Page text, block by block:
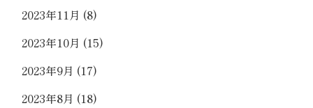
2023年11月 (8)
2023年10月 (15)
2023年9月 (17)
2023年8月 (18)